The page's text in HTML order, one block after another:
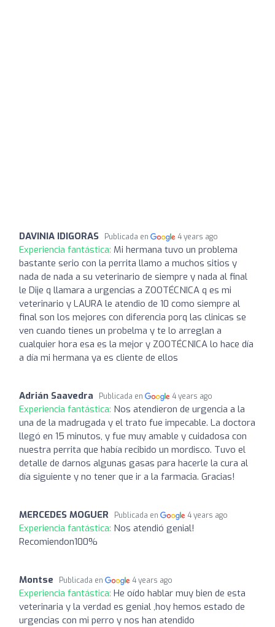
DAVINIA IDIGORAS Publicada en 4 years ago
Experiencia fantástica: Mi hermana tuvo un problema
bastante serio con la perrita llamo a muchos sitios y
nada de nada a su veterinario de siempre y nada al final
le Dije q llamara a urgencias a ZOOTÉCNICA q es mi
veterinario y LAURA le atendio de 10 como siempre al
final son los mejores con diferencia porq las clinicas se
ven cuando tienes un probelma y te lo arreglan a
cualquier hora esa es la mejor y ZOOTÉCNICA lo hace día
a día mi hermana ya es cliente de ellos
Adrián Saavedra Publicada en 4 years ago
Experiencia fantástica: Nos atendieron de urgencia a la
una de la madrugada y el trato fue impecable. La doctora
llegó en 15 minutos, y fue muy amable y cuidadosa con
nuestra perrita que había recibido un mordisco. Tuvo el
detalle de darnos algunas gasas para hacerle la cura al
día siguiente y no tener que ir a la farmacia. Gracias!
MERCEDES MOGUER Publicada en 4 years ago
Experiencia fantástica: Nos atendió genial!
Recomiendon100%
Montse Publicada en 4 years ago
Experiencia fantástica: He oído hablar muy bien de esta
veterinaria y la verdad es genial ,hoy hemos estado de
urgencias con mi perro y nos han atendido